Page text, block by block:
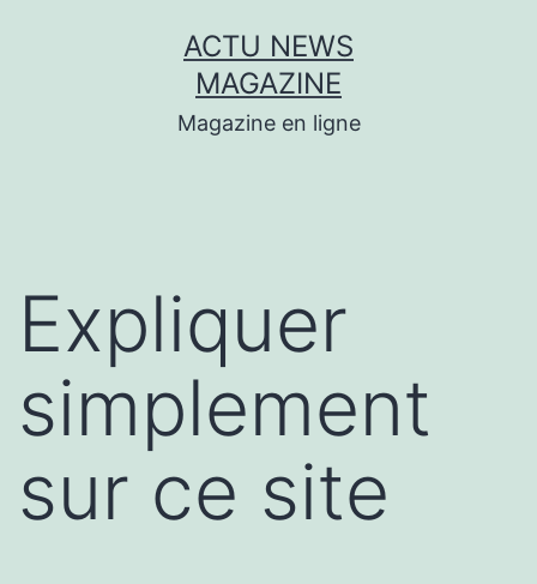
ACTU NEWS
MAGAZINE
Magazine en ligne
Expliquer
simplement
sur ce site